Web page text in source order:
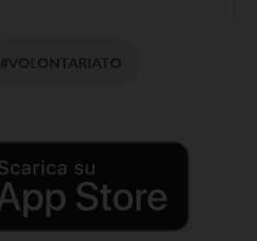
#VOLONTARIATO